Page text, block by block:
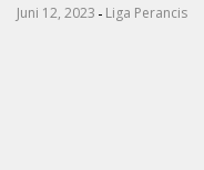
Juni 12, 2023 - Liga Perancis